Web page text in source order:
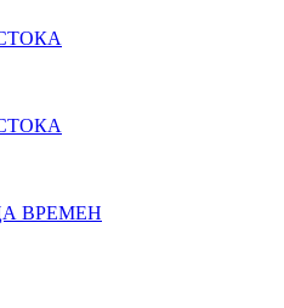
ВРЕМЕН